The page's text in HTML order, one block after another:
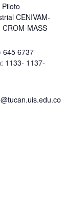
CENIVAM-
CROM-MASS
645 6737
1133- 1137-